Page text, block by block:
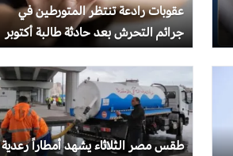
عقوبات رادعة تنتظر المتورطين في
جرائم التحرش بعد حادثة طالبة أكتوبر
طقس مصر الثلاثاء يشهد أمطاراً رعدية